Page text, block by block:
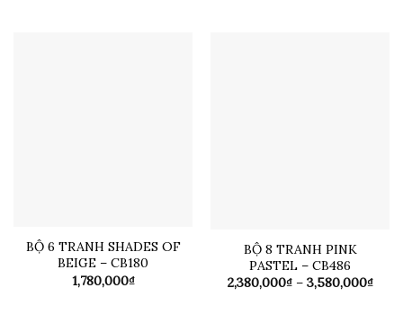
BỘ 6 TRANH SHADES OF
BEIGE – CB180
1,780,000₫
BỘ 8 TRANH PINK
PASTEL – CB486
2,380,000₫ – 3,580,000₫